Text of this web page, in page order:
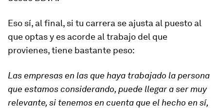
Eso sí, al final, si tu carrera se ajusta al puesto al
que optas y es acorde al trabajo del que
provienes, tiene bastante peso:
Las empresas en las que haya trabajado la persona
que estamos considerando, puede llegar a ser muy
relevante, si tenemos en cuenta que el hecho en sí,